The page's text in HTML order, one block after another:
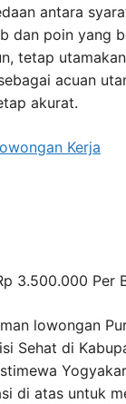
antara
dan poin yang
tetap
acuan
akurat.
Kerja
3.500.000 Per
lowongan
Sehat di
di atas untuk